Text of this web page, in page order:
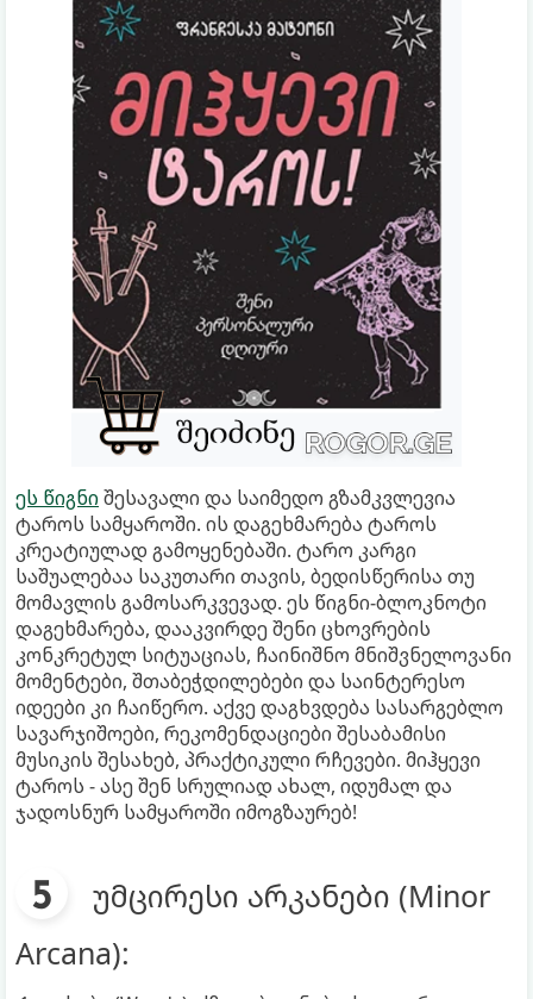
ეს წიგნიშესავალი და საიმედო გზამკვლევია
ტაროს სამყაროში. ის დაგეხმარება ტაროს
კრეატიულად გამოყენებაში. ტარო კარგი
საშუალებაა საკუთარი თავის, ბედისწერისა თუ
მომავლის გამოსარკვევად. ეს წიგნი-ბლოკნოტი
დაგეხმარება, დააკვირდე შენი ცხოვრების
კონკრეტულ სიტუაციას, ჩაინიშნო მნიშვნელოვანი
მომენტები, შთაბეჭდილებები და საინტერესო
იდეები კი ჩაიწერო. აქვე დაგხვდება სასარგებლო
სავარჯიშოები, რეკომენდაციები შესაბამისი
მუსიკის შესახებ, პრაქტიკული რჩევები. მიჰყევი
ტაროს - ასე შენ სრულიად ახალ, იდუმალ და
ჯადოსნურ სამყაროში იმოგზაურებ!
უმცირესი არკანები (Minor
Arcana):